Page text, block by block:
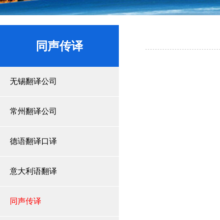
同声传译
无锡翻译公司
常州翻译公司
德语翻译口译
意大利语翻译
同声传译